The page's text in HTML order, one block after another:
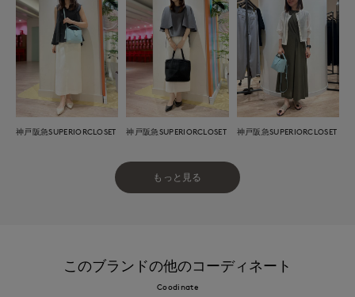
神戸阪急SUPERIORCLOSET 神戸阪急SUPERIORCLOSET 神戸阪急SUPERIORCLOSET
もっと見る
このブランドの他のコーディネート
Coodinate